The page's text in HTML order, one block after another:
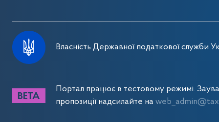
Власність Державної податкової служби
Портал працює в тестовому режимі.
пропозиції надсилайте на